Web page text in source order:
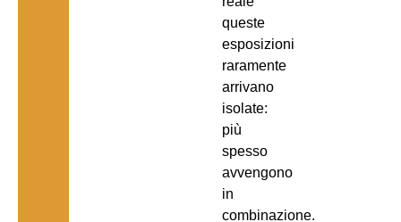
queste
esposizioni
raramente
arrivano
isolate:
più
spesso
avvengono
in
combinazione.